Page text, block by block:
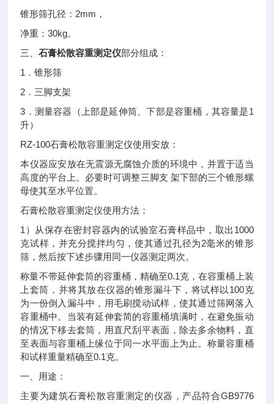
锥形筛孔径： 2mm ，
净重：30kg。
三、石膏松散容重测定仪部分组成：
1 ．锥形筛
2 ．三脚支架
3 ．测量容器（上部是延伸筒、下部是容重桶，其容量是1
升）
RZ-100石膏松散容重测定仪使用安放：
本仪器应安放在无震源无腐蚀介质的环境中，并置于适当
高度的平台上。必要时可调整三脚支 架下部的三个锥形螺
母使其至水平位置。
石膏松散容重测定仪使用方法：
1 ）从保存在密封容器内的试验室石膏样品中，取出 1000
克试样，并充分搅拌均匀，使其通过孔径为2毫米的锥形
筛，然后按下述步骤用同一仪器测定两次。
称量不带延伸套筒的容重桶，精确至0.1克，在容重桶上装
上套筒，并将其放在仪器的锥形漏斗下，将试样以 100克
为一份倒入漏斗中，用毛刷搅动试样，使其通过筛网落入
容重桶中。当装有延伸套简的容重桶填满时，在避免振动
的情况下移去套筒，用直尺刮平表面，除去多余物料，直
至表面与容重桶上缘位于同一水平面上为止。称量容重桶
和试样重量精确至0.1克。
一、用途：
主要为建筑石膏松散容重测定的仪器，产品符合GB9776